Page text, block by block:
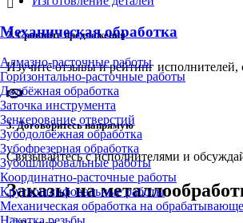
Механическая обработка
Алмазно-расточные работы
Горизонтально-расточные работы
Долбёжная обработка
Заточка инструмента
Зенкерование отверстий
Зубодолбёжная обработка
Зубофрезерная обработка
Зубошлифовальные работы
Координатно-расточные работы
Круглошлифовальные работы
Механическая обработка на
2.Сравните предложения
Изучите отзывы и рейтинг исполнителей,
3.Договоритесь напрямую
Связывайтесь с исполнителями и
Заказы на